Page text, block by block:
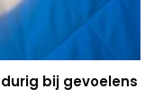
bij gevoelens